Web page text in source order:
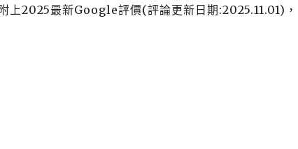
上2025最新Google評價(評論更新日期:2025.11.01)，